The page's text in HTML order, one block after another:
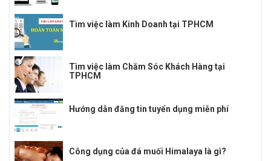
Tìm việc làm Kinh Doanh tại TPHCM
Tìm việc làm Chăm Sóc Khách Hàng tại
TPHCM
Hướng dẫn đăng tin tuyển dụng miễn phí
Công dụng của đá muối Himalaya là gì?